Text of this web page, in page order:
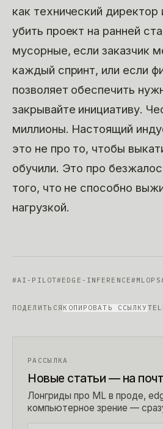
как технический
убить проект на ранней
мусорные, если заказчик
каждый спринт, или если
позволяет обеспечить
закрывайте инициативу.
миллионы. Настоящий
это не про то, чтобы
обучили. Это про
того, что не способно
нагрузкой.
#AI-PILOT#EDGE-INFERENCE#MLOPS
ПОДЕЛИТЬСЯ КОПИРОВАТЬ ССЫЛКУ
РАССЫЛКА
Новые статьи — на
Лонгриды про ML в проде,
компьютерное зрение —